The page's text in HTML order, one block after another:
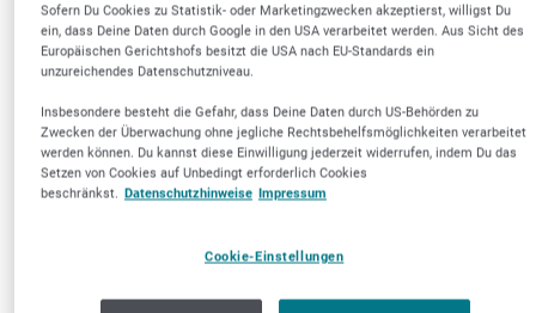
Sofern Du Cookies zu Statistik- oder Marketingzwecken akzeptierst, willigst Du
ein, dass Deine Daten durch Google in den USA verarbeitet werden. Aus Sicht des
Europäischen Gerichtshofs besitzt die USA nach EU-Standards ein
unzureichendes Datenschutzniveau.
Insbesondere besteht die Gefahr, dass Deine Daten durch US-Behörden zu
Zwecken der Überwachung ohne jegliche Rechtsbehelfsmöglichkeiten verarbeitet
werden können. Du kannst diese Einwilligung jederzeit widerrufen, indem Du das
Setzen von Cookies auf Unbedingt erforderlich Cookies
beschränkst. Datenschutzhinweise Impressum
Cookie-Einstellungen